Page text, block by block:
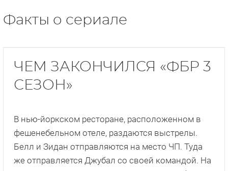
Факты о сериале
ЧЕМ ЗАКОНЧИЛСЯ «ФБР 3
СЕЗОН»
В нью-йоркском ресторане, расположенном в
фешенебельном отеле, раздаются выстрелы.
Белл и Зидан отправляются на место ЧП. Туда
же отправляется Джубал со своей командой. На